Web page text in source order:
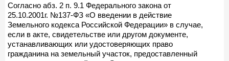
Согласно абз. 2 п. 9.1 Федерального закона от
25.10.2001г. №137-ФЗ «О введении в действие
Земельного кодекса Российской Федерации» в случае,
если в акте, свидетельстве или другом документе,
устанавливающих или удостоверяющих право
гражданина на земельный участок, предоставленный